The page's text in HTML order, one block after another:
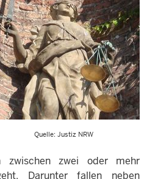
Quelle: Justiz NRW
zwischen zwei oder mehr
Darunter fallen neben